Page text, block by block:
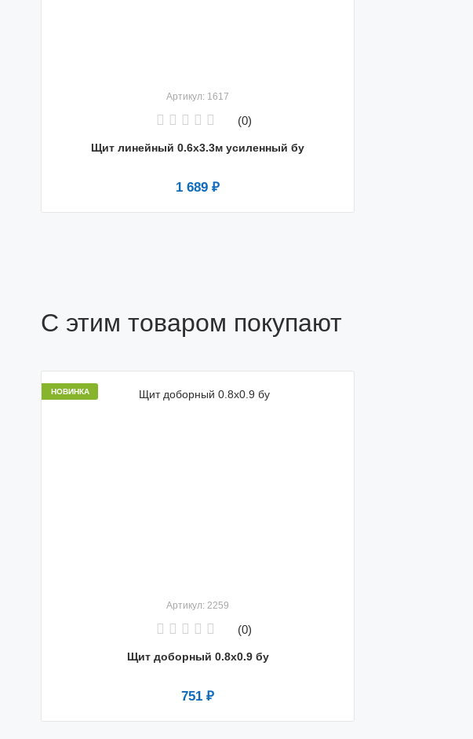
Артикул: 1617
(0)
Щит линейный 0.6х3.3м усиленный бу
1 689 ₽
С этим товаром покупают
НОВИНКА
Артикул: 2259
(0)
Щит доборный 0.8x0.9 бу
751 ₽